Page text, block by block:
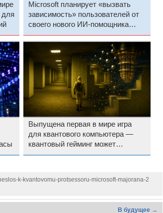
для
Microsoft планирует «вызвать
зависимость» пользователей от
своего нового ИИ-помощника
Scout
Выпущена первая в мире игра
для квантового компьютера —
квантовый гейминг может
попробовать каждый
k-kvantovomu-protsessoru-microsoft-majorana-2
В будущее →